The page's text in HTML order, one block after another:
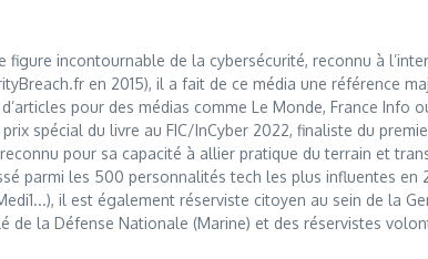
figure incontournable de la cybersécurité, reconnu à
en 2015), il a fait de ce média une référence
pour des médias comme Le Monde, France Info
spécial du livre au FIC/InCyber 2022, finaliste du
pour sa capacité à allier pratique du terrain et
parmi les 500 personnalités tech les plus influentes en
il est également réserviste citoyen au sein de la
de la Défense Nationale (Marine) et des réservistes